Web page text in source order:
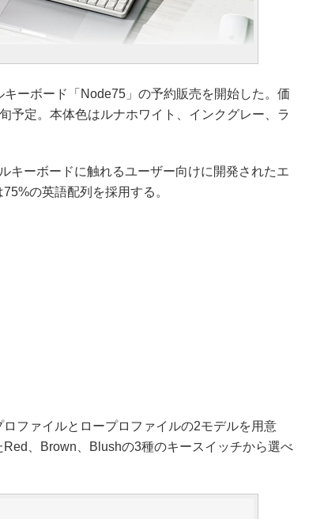
ーボード「Node75」の予約販売を開始した。価
予定。本体色はルナホワイト、インクグレー、ラ
キーボードに触れるユーザー向けに開発されたエ
の英語配列を採用する。
ファイルとロープロファイルの2モデルを用意
、Brown、Blushの3種のキースイッチから選べ